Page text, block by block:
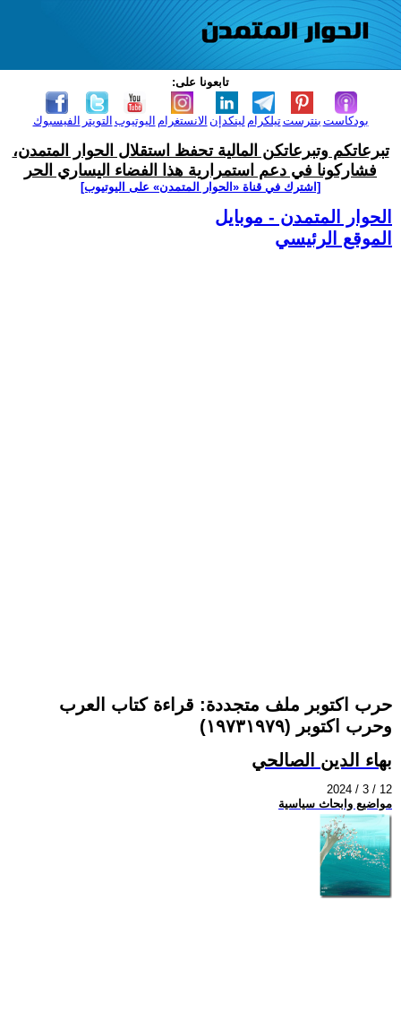
تابعونا على:
الفيسبوك التويتر اليوتيوب الانستغرام لينكدإن تيلكرامبنترست بودكاست
تبرعاتكم وتبرعاتكن المالية تحفظ استقلال الحوار المتمدن،
فشاركونا في دعم استمرارية هذا الفضاء اليساري الحر
[اشترك في قناة ‫«الحوار المتمدن» على اليوتيوب]
الحوار المتمدن - موبايل
الموقع الرئيسي
حرب اكتوبر ملف متجددة: قراءة كتاب العرب
وحرب اكتوبر (١٩٧٣١٩٧٩)
بهاء الدين الصالحي
2024 / 3 / 12
مواضيع وابحاث سياسية